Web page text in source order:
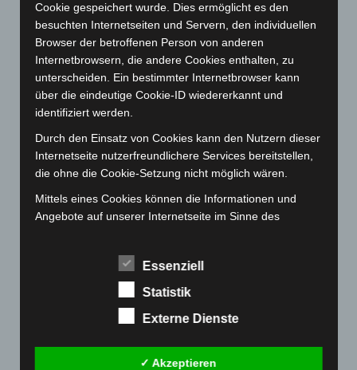
Februar 2023(154)
Januar 2023(140)
Dezember 2022(130)
November 2022 (167)
Oktober 2022(166)
September 2022(205)
August 2022(166)
Juli 2022(133)
Juni 2022(167)
(189)
Dezember 2021(204)
Cookie gespeichert wurde. Dies ermöglicht es den
besuchten Internetseiten und Servern, den individuellen
Browser der betroffenen Person von anderen
Internetbrowsern, die andere Cookies enthalten, zu
unterscheiden. Ein bestimmter Internetbrowser kann
über die eindeutige Cookie-ID wiedererkannt und
identifiziert werden.
Durch den Einsatz von Cookies kann den Nutzern dieser
Internetseite nutzerfreundlichere Services bereitstellen,
die ohne die Cookie-Setzung nicht möglich wären.
Mittels eines Cookies können die Informationen und
Angebote auf unserer Internetseite im Sinne des
wiederzuerkennen. Zweck dieser Wiedererkennung ist
es, den Nutzern die Verwendung unserer Internetseite
Cookies verwendet, muss beispielsweise nicht bei jedem
eingeben, weil dies von der Internetseite und dem auf
Essenziell
Statistik
Externe Dienste
✓ Akzeptieren